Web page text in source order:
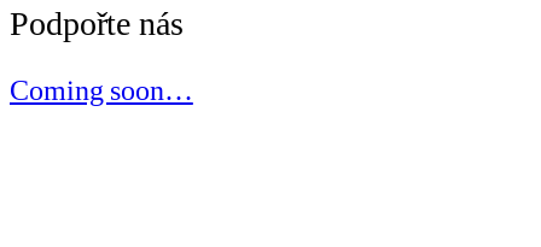
Podpořte nás
Coming soon…